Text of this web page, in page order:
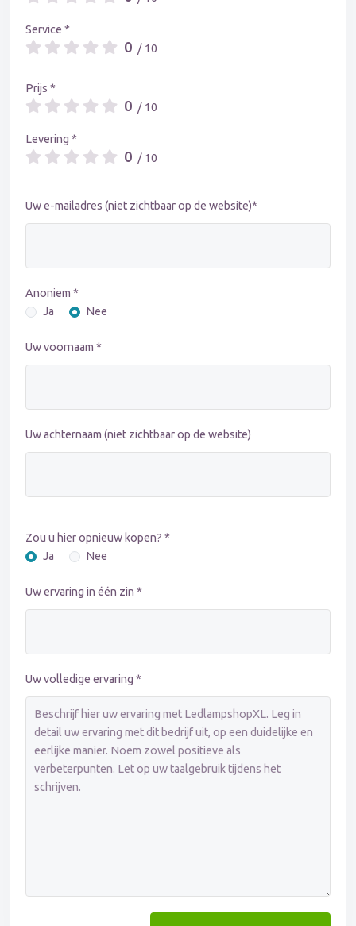
Service *
0 / 10
Prijs *
0 / 10
Levering *
0 / 10
Uw e-mailadres (niet zichtbaar op de website)*
Anoniem *
Ja
Nee
Uw voornaam *
Uw achternaam (niet zichtbaar op de website)
Zou u hier opnieuw kopen? *
Ja
Nee
Uw ervaring in één zin *
Uw volledige ervaring *